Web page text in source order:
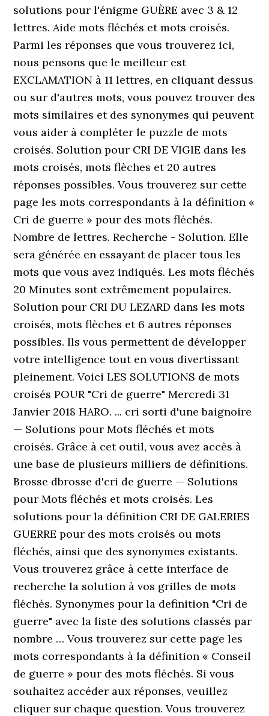
solutions pour l'énigme GUÈRE avec 3 & 12
lettres. Aide mots fléchés et mots croisés.
Parmi les réponses que vous trouverez ici,
nous pensons que le meilleur est
EXCLAMATION à 11 lettres, en cliquant dessus
ou sur d'autres mots, vous pouvez trouver des
mots similaires et des synonymes qui peuvent
vous aider à compléter le puzzle de mots
croisés. Solution pour CRI DE VIGIE dans les
mots croisés, mots flèches et 20 autres
réponses possibles. Vous trouverez sur cette
page les mots correspondants à la définition «
Cri de guerre » pour des mots fléchés.
Nombre de lettres. Recherche - Solution. Elle
sera générée en essayant de placer tous les
mots que vous avez indiqués. Les mots fléchés
20 Minutes sont extrêmement populaires.
Solution pour CRI DU LEZARD dans les mots
croisés, mots flèches et 6 autres réponses
possibles. Ils vous permettent de développer
votre intelligence tout en vous divertissant
pleinement. Voici LES SOLUTIONS de mots
croisés POUR "Cri de guerre" Mercredi 31
Janvier 2018 HARO. ... cri sorti d'une baignoire
— Solutions pour Mots fléchés et mots
croisés. Grâce à cet outil, vous avez accès à
une base de plusieurs milliers de définitions.
Brosse dbrosse d'cri de guerre — Solutions
pour Mots fléchés et mots croisés. Les
solutions pour la définition CRI DE GALERIES
GUERRE pour des mots croisés ou mots
fléchés, ainsi que des synonymes existants.
Vous trouverez grâce à cette interface de
recherche la solution à vos grilles de mots
fléchés. Synonymes pour la definition "Cri de
guerre" avec la liste des solutions classés par
nombre … Vous trouverez sur cette page les
mots correspondants à la définition « Conseil
de guerre » pour des mots fléchés. Si vous
souhaitez accéder aux réponses, veuillez
cliquer sur chaque question. Vous trouverez